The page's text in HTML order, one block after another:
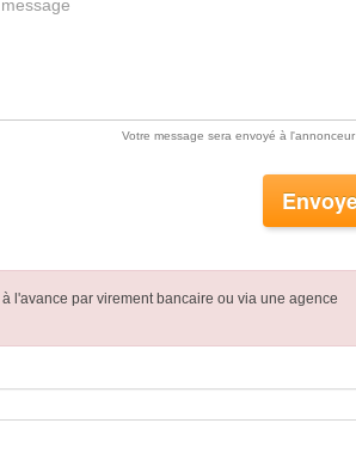
Votre message sera envoyé à
à l'avance par virement bancaire ou via une agence